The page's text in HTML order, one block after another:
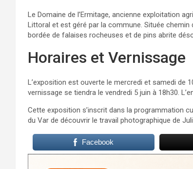
Le Domaine de l’Ermitage, ancienne exploitation
Littoral et est géré par la commune. Située chemin
bordée de falaises rocheuses et de pins abrite
Horaires et Vernissage
L’exposition est ouverte le mercredi et samedi de
vernissage se tiendra le vendredi 5 juin à 18h30.
Cette exposition s’inscrit dans la programmation
du Var de découvrir le travail photographique de
Facebook